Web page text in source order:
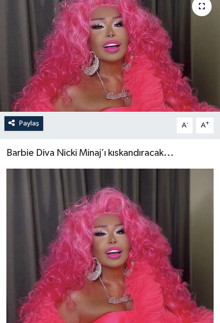
Paylaş A- A+
Barbie Diva Nicki Minaj’ı kıskandıracak...